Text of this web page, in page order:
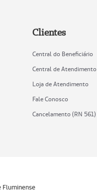
Clientes
Central do Beneficiário
Central de Atendimento
Loja de Atendimento
Fale Conosco
Cancelamento (RN 561)
Fluminense